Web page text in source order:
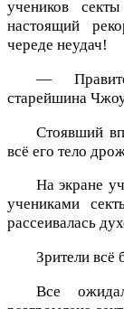
учеников
настоящий
череде неудач!
—
старейшина
Стоявший
всё его тело
На экране
учениками
рассеивалась
Зрители всё
Все